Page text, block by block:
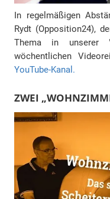
In regelmäßigen
Rydt (Opposition24),
Thema in unserer
wöchentlichen
YouTube-Kanal.
ZWEI